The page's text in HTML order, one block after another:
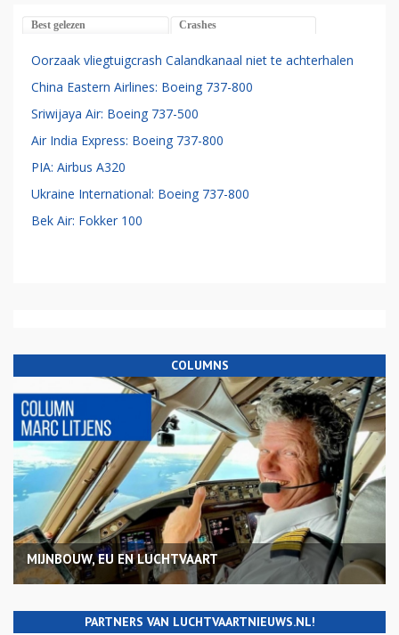
Best gelezen Crashes
Oorzaak vliegtuigcrash Calandkanaal niet te achterhalen
China Eastern Airlines: Boeing 737-800
Sriwijaya Air: Boeing 737-500
Air India Express: Boeing 737-800
PIA: Airbus A320
Ukraine International: Boeing 737-800
Bek Air: Fokker 100
COLUMNS
MIJNBOUW, EU EN LUCHTVAART
PARTNERS VAN LUCHTVAARTNIEUWS.NL!